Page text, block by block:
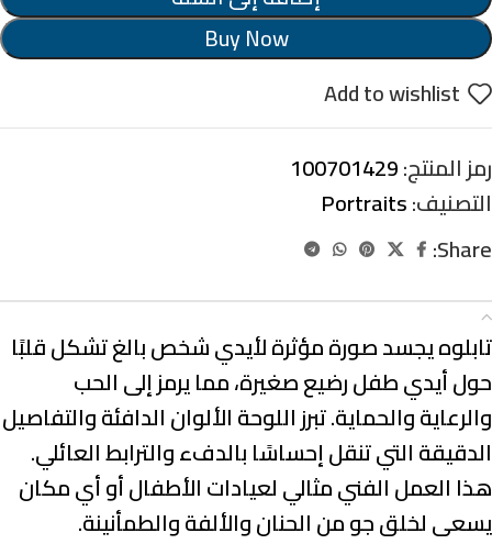
Buy Now
Add to wishlist
رمز المنتج:100701429
التصنيف:Portraits
Share:
تابلوه يجسد صورة مؤثرة لأيدي شخص بالغ تشكل قلبًا
حول أيدي طفل رضيع صغيرة، مما يرمز إلى الحب
والرعاية والحماية. تبرز اللوحة الألوان الدافئة والتفاصيل
الدقيقة التي تنقل إحساسًا بالدفء والترابط العائلي.
هذا العمل الفني مثالي لعيادات الأطفال أو أي مكان
يسعى لخلق جو من الحنان والألفة والطمأنينة.